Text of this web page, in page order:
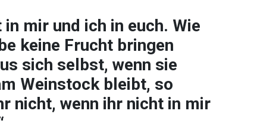
in mir und ich in euch. Wie
keine Frucht bringen
sich selbst, wenn sie
Weinstock bleibt, so
nicht, wenn ihr nicht in mir